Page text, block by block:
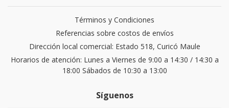
Términos y Condiciones
Referencias sobre costos de envíos
Dirección local comercial: Estado 518, Curicó Maule
Horarios de atención: Lunes a Viernes de 9:00 a 14:30 / 14:30 a
18:00 Sábados de 10:30 a 13:00
Síguenos